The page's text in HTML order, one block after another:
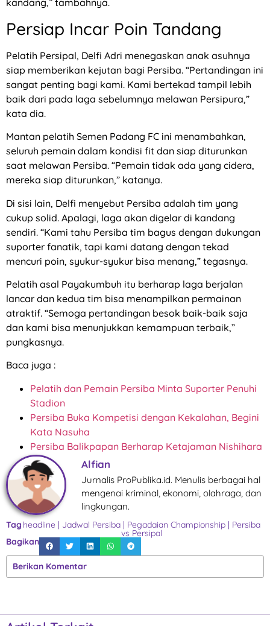
kandang,” tambahnya.
Persiap Incar Poin Tandang
Pelatih Persipal, Delfi Adri menegaskan anak asuhnya
siap memberikan kejutan bagi Persiba. “Pertandingan ini
sangat penting bagi kami. Kami bertekad tampil lebih
baik dari pada laga sebelumnya melawan Persipura,”
kata dia.
Mantan pelatih Semen Padang FC ini menambahkan,
seluruh pemain dalam kondisi fit dan siap diturunkan
saat melawan Persiba. “Pemain tidak ada yang cidera,
mereka siap diturunkan,” katanya.
Di sisi lain, Delfi menyebut Persiba adalah tim yang
cukup solid. Apalagi, laga akan digelar di kandang
sendiri. “Kami tahu Persiba tim bagus dengan dukungan
suporter fanatik, tapi kami datang dengan tekad
mencuri poin, syukur-syukur bisa menang,” tegasnya.
Pelatih asal Payakumbuh itu berharap laga berjalan
lancar dan kedua tim bisa menampilkan permainan
atraktif. “Semoga pertandingan besok baik-baik saja
dan kami bisa menunjukkan kemampuan terbaik,”
pungkasnya.
Baca juga :
Pelatih dan Pemain Persiba Minta Suporter Penuhi
Stadion
Persiba Buka Kompetisi dengan Kekalahan, Begini
Kata Nasuha
Persiba Balikpapan Berharap Ketajaman Nishihara
Alfian
Jurnalis ProPublika.id. Menulis berbagai hal
mengenai kriminal, ekonomi, olahraga, dan
lingkungan.
Tag headline | Jadwal Persiba | Pegadaian Championship | Persiba
vs Persipal
Bagikan
Berikan Komentar